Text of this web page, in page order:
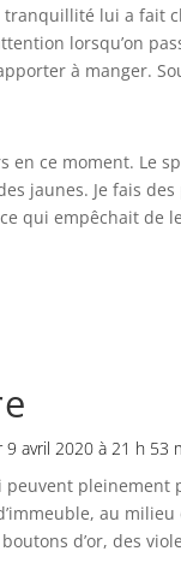
tranquillité lui a fait
lorsqu’on
à manger.
en ce moment. Le
jaunes. Je fais
qui empêchait de
9 avril 2020 à 21 h 53
peuvent pleinement
au
d’or, des